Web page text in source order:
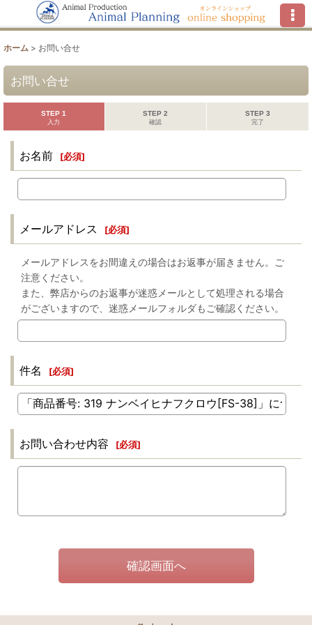
ホーム > お問い合せ
お問い合せ
STEP 1
入力
STEP 2
確認
STEP 3
完了
お名前 [必須]
メールアドレス [必須]
メールアドレスをお間違えの場合はお返事が届きません。ご
注意ください。
また、弊店からのお返事が迷惑メールとして処理される場合
がございますので、迷惑メールフォルダもご確認ください。
件名 [必須]
お問い合わせ内容 [必須]
確認画面へ